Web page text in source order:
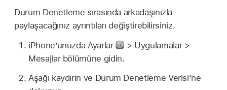
Durum Denetleme sırasında arkadaşınızla
paylaşacağınız ayrıntıları değiştirebilirsiniz.
iPhone’unuzda Ayarlar
> Uygulamalar >
Mesajlar bölümüne gidin.
Aşağı kaydırın ve Durum Denetleme Verisi’ne